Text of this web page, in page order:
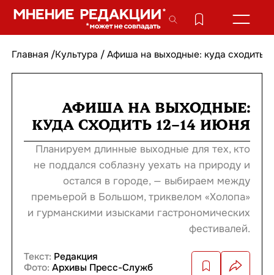
Главная /Культура / Афиша на выходные: куда сходить
АФИША НА ВЫХОДНЫЕ:
КУДА СХОДИТЬ 12–14 ИЮНЯ
Планируем длинные выходные для тех, кто
не поддался соблазну уехать на природу и
остался в городе, — выбираем между
премьерой в Большом, триквелом «Холопа»
и гурманскими изысками гастрономических
фестивалей.
Текст: Редакция
Фото:Архивы Пресс-Служб